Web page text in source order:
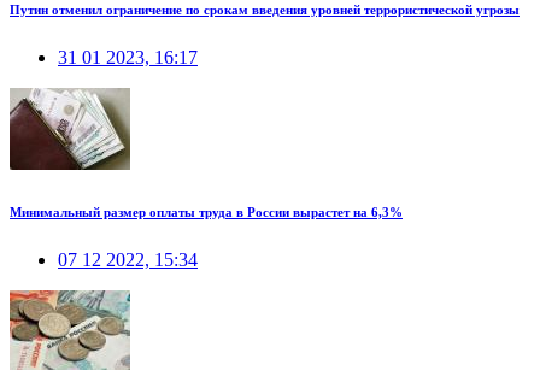
Путин отменил ограничение по срокам введения уровней террористической угрозы
31 01 2023, 16:17
Минимальный размер оплаты труда в России вырастет на 6,3%
07 12 2022, 15:34